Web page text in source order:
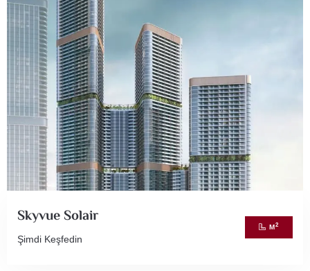
Skyvue Solair
Şimdi Keşfedin
M2